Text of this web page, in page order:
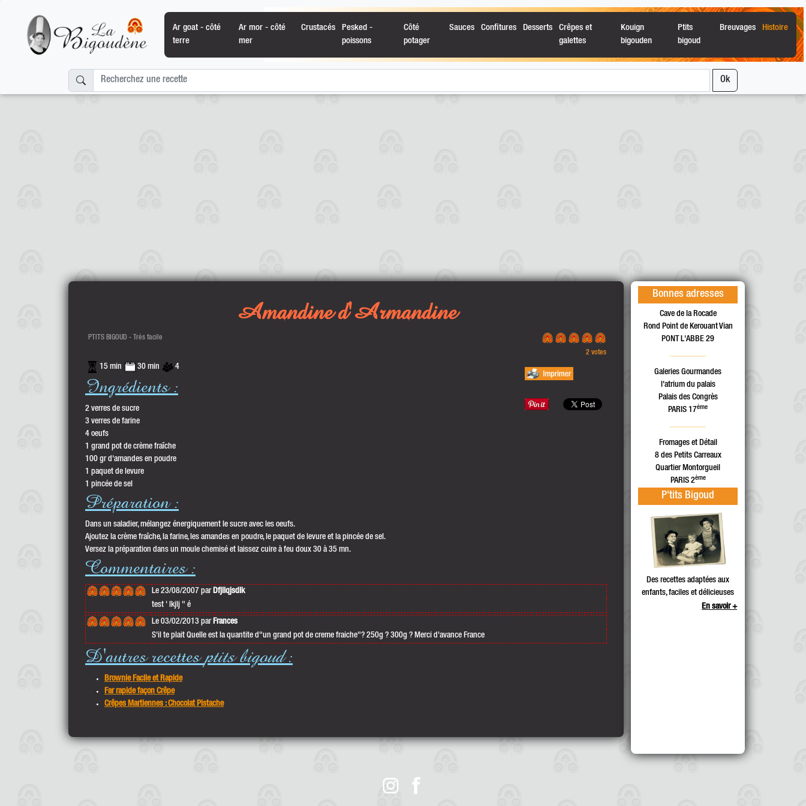
Ar goat - côté
terre
Ar mor - côté
mer
Crustacés
Pesked -
poissons
Côté
potager
Sauces Confitures Desserts
Crêpes et
galettes
Kouign
bigouden
Ptits
bigoud
Breuvages Histoire
Ok
Amandine d'Armandine
PTITS BIGOUD - Très facile
2 votes
15 min 30 min 4
Ingrédients :
2 verres de sucre
3 verres de farine
4 oeufs
1 grand pot de crème fraîche
100 gr d'amandes en poudre
1 paquet de levure
1 pincée de sel
Préparation :
Dans un saladier, mélangez énergiquement le sucre avec les oeufs.
Ajoutez la crème fraîche, la farine, les amandes en poudre, le paquet de levure et la pincée de sel.
Versez la préparation dans un moule chemisé et laissez cuire à feu doux 30 à 35 mn.
Commentaires :
Le 23/08/2007 parDfjllqjsdlk
test ' lkjlj " é
Le 03/02/2013 parFrances
S'il te plait Quelle est la quantite d"un grand pot de creme fraiche"? 250g ? 300g ? Merci d'avance France
D'autres recettesptits bigoud:
Brownie Facile et Rapide
Far rapide façon Crêpe
Crêpes Martiennes : Chocolat Pistache
Bonnes adresses
Cave de la Rocade
Rond Point de Kerouant Vian
PONT L'ABBE 29
Galeries Gourmandes
l'atrium du palais
Palais des Congrès
PARIS 17ème
Fromages et Détail
8 des Petits Carreaux
Quartier Montorgueil
PARIS 2ème
P'tits Bigoud
Des recettes adaptées aux
enfants, faciles et délicieuses
En savoir +